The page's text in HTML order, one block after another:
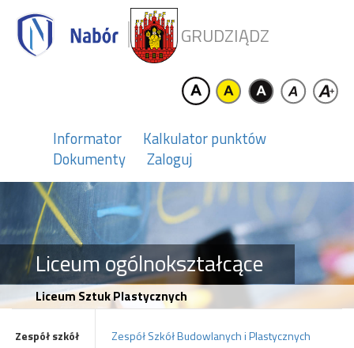
GRUDZIĄDZ
Informator
Kalkulator punktów
Dokumenty
Zaloguj
Liceum ogólnokształcące
Liceum Sztuk Plastycznych
Zespół szkół Zespół Szkół Budowlanych i Plastycznych